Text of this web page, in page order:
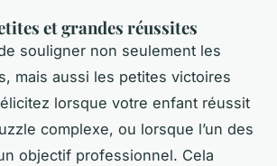
et grandes réussites
souligner non seulement les
mais aussi les petites victoires
lorsque votre enfant réussit
complexe, ou lorsque l’un des
objectif professionnel. Cela